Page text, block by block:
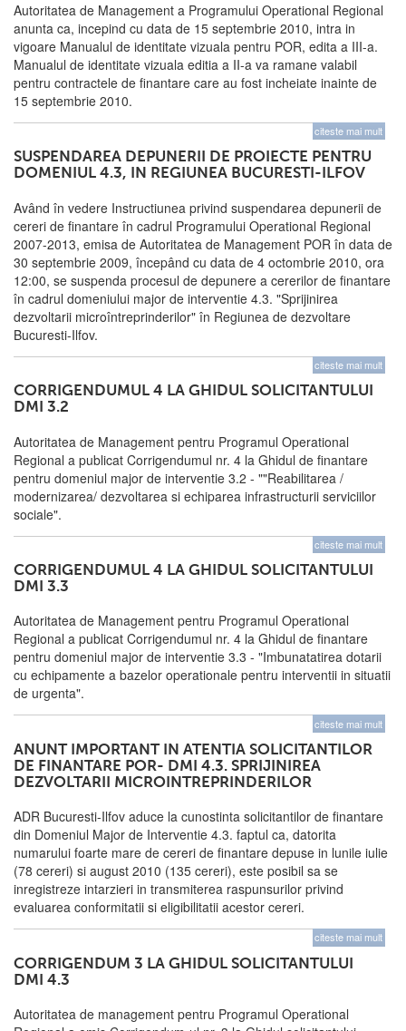
Autoritatea de Management a Programului Operational Regional
anunta ca, incepind cu data de 15 septembrie 2010, intra in
vigoare Manualul de identitate vizuala pentru POR, edita a III-a.
Manualul de identitate vizuala editia a II-a va ramane valabil
pentru contractele de finantare care au fost incheiate inainte de
15 septembrie 2010.
citeste mai mult
SUSPENDAREA DEPUNERII DE PROIECTE PENTRU
DOMENIUL 4.3, IN REGIUNEA BUCURESTI-ILFOV
Având în vedere Instructiunea privind suspendarea depunerii de
cereri de finantare în cadrul Programului Operational Regional
2007-2013, emisa de Autoritatea de Management POR în data de
30 septembrie 2009, începând cu data de 4 octombrie 2010, ora
12:00, se suspenda procesul de depunere a cererilor de finantare
în cadrul domeniului major de interventie 4.3. "Sprijinirea
dezvoltarii microîntreprinderilor" în Regiunea de dezvoltare
Bucuresti-Ilfov.
citeste mai mult
CORRIGENDUMUL 4 LA GHIDUL SOLICITANTULUI
DMI 3.2
Autoritatea de Management pentru Programul Operational
Regional a publicat Corrigendumul nr. 4 la Ghidul de finantare
pentru domeniul major de interventie 3.2 - ""Reabilitarea /
modernizarea/ dezvoltarea si echiparea infrastructurii serviciilor
sociale".
citeste mai mult
CORRIGENDUMUL 4 LA GHIDUL SOLICITANTULUI
DMI 3.3
Autoritatea de Management pentru Programul Operational
Regional a publicat Corrigendumul nr. 4 la Ghidul de finantare
pentru domeniul major de interventie 3.3 - "Imbunatatirea dotarii
cu echipamente a bazelor operationale pentru interventii in situatii
de urgenta".
citeste mai mult
ANUNT IMPORTANT IN ATENTIA SOLICITANTILOR
DE FINANTARE POR- DMI 4.3. SPRIJINIREA
DEZVOLTARII MICROINTREPRINDERILOR
ADR Bucuresti-Ilfov aduce la cunostinta solicitantilor de finantare
din Domeniul Major de Interventie 4.3. faptul ca, datorita
numarului foarte mare de cereri de finantare depuse in lunile iulie
(78 cereri) si august 2010 (135 cereri), este posibil sa se
inregistreze intarzieri in transmiterea raspunsurilor privind
evaluarea conformitatii si eligibilitatii acestor cereri.
citeste mai mult
CORRIGENDUM 3 LA GHIDUL SOLICITANTULUI
DMI 4.3
Autoritatea de management pentru Programul Operational